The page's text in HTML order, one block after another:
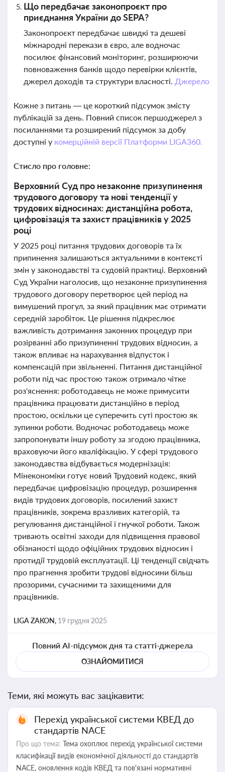
Що передбачає законопроєкт про
приєднання України до SEPA?
Законопроєкт передбачає швидкі та дешеві
міжнародні перекази в євро, але водночас
посилює фінансовий моніторинг, розширюючи
повноваження банків щодо перевірки клієнтів,
джерел доходів та структури власності. Джерело
Кожне з питань — це короткий підсумок змісту
публікацій за день. Повний список першоджерел з
посиланнями та розширений підсумок за добу
доступні у комерційній версії Платформи LIGA360.
Стисло про головне:
Верховний Суд про незаконне призупинення
трудового договору та нові тенденції у
трудових відносинах: дистанційна робота,
цифровізація та захист працівників у 2025
році
У 2025 році питання трудових договорів та їх
припинення залишаються актуальними в контексті
змін у законодавстві та судовій практиці. Верховний
Суд України наголосив, що незаконне призупинення
трудового договору перетворює цей період на
вимушений прогул, за який працівник має отримати
середній заробіток. Це рішення підкреслює
важливість дотримання законних процедур при
розірванні або призупиненні трудових відносин, а
також впливає на нарахування відпусток і
компенсацій при звільненні. Питання дистанційної
роботи під час простою також отримало чітке
роз'яснення: роботодавець не може примусити
працівника працювати дистанційно в період
простою, оскільки це суперечить суті простою як
зупинки роботи. Водночас роботодавець може
запропонувати іншу роботу за згодою працівника,
враховуючи його кваліфікацію. У сфері трудового
законодавства відбувається модернізація:
Мінекономіки готує новий Трудовий кодекс, який
передбачає цифровізацію процедур, розширення
видів трудових договорів, посилений захист
працівників, зокрема вразливих категорій, та
регулювання дистанційної і гнучкої роботи. Також
тривають освітні заходи для підвищення правової
обізнаності щодо офіційних трудових відносин і
протидії трудовій експлуатації. Ці тенденції свідчать
про прагнення зробити трудові відносини більш
прозорими, сучасними та захищеними для
працівників.
LIGA ZAKON, 19 грудня 2025
Повний AI-підсумок дня та статті-джерела
ОЗНАЙОМИТИСЯ
Теми, які можуть вас зацікавити:
Перехід української системи КВЕД до
стандартів NACE
Про що тема: Тема охоплює перехід української системи
класифікації видів економічної діяльності до стандартів
NACE, оновлення кодів КВЕД та пов'язані нормативні